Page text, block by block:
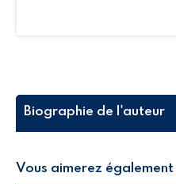
Biographie de l'auteur
Vous aimerez également